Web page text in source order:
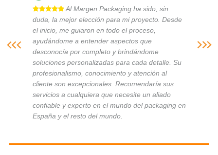
Al Margen Packaging ha sido, sin
duda, la mejor elección para mi proyecto. Desde
el inicio, me guiaron en todo el proceso,
ayudándome a entender aspectos que
desconocía por completo y brindándome
soluciones personalizadas para cada detalle. Su
profesionalismo, conocimiento y atención al
cliente son excepcionales. Recomendaría sus
servicios a cualquiera que necesite un aliado
confiable y experto en el mundo del packaging en
España y el resto del mundo.